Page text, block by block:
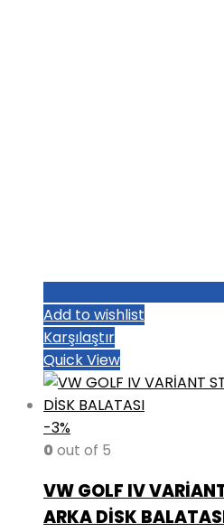
Add to wishlist
Karşılaştır
Quick View
-3%
0 out of 5
VW GOLF IV
ARKA DİSK